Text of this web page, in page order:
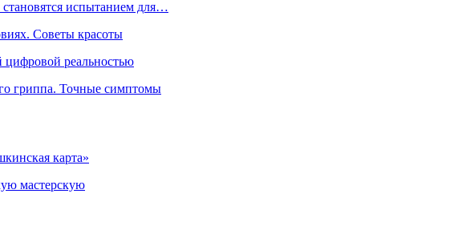
испытанием для…
Советы красоты
цифровой реальностью
гриппа. Точные симптомы
карта»
мастерскую